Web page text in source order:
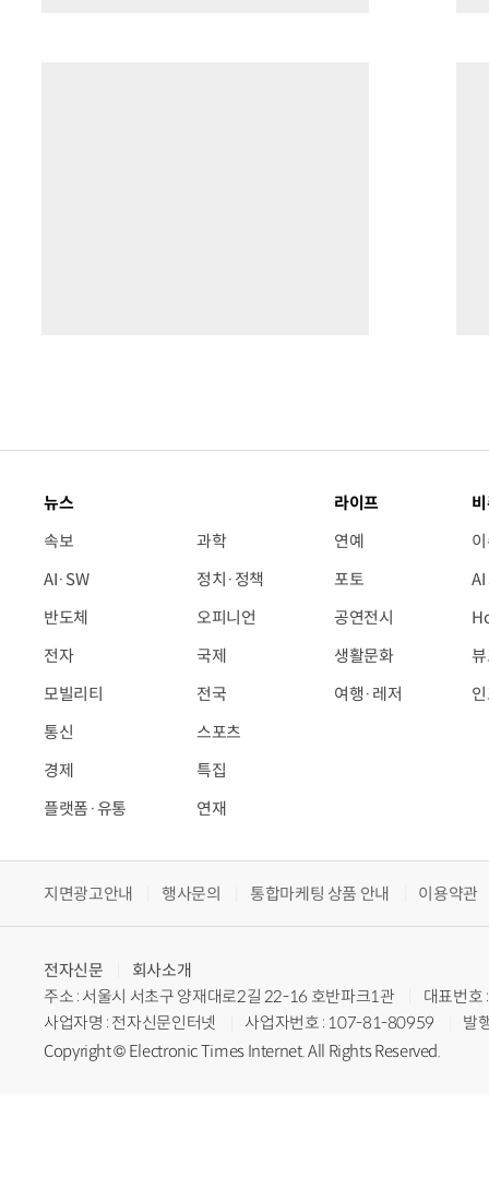
뉴스
속보
AI·SW
반도체
전자
모빌리티
통신
경제
플랫폼·유통
과학
정치·정책
오피니언
국제
전국
스포츠
특집
연재
라이프
연예
포토
공연전시
생활문화
여행·레저
지면광고안내 행사문의 통합마케팅 상품 안내 이용약관
전자신문
회사소개
주소 : 서울시 서초구 양재대로2길 22-16 호반파크1관
대표번
사업자명 : 전자신문인터넷
사업자번호 : 107-81-80959
발
Copyright © Electronic Times Internet. All Rights Reserved.